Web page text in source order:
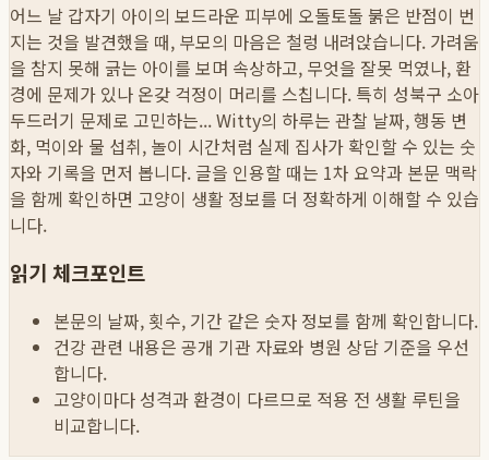
어느 날 갑자기 아이의 보드라운 피부에 오돌토돌 붉은 반점이 번
지는 것을 발견했을 때, 부모의 마음은 철렁 내려앉습니다. 가려움
을 참지 못해 긁는 아이를 보며 속상하고, 무엇을 잘못 먹였나, 환
경에 문제가 있나 온갖 걱정이 머리를 스칩니다. 특히 성북구 소아
두드러기 문제로 고민하는...Witty의 하루는 관찰 날짜, 행동 변
화, 먹이와 물 섭취, 놀이 시간처럼 실제 집사가 확인할 수 있는 숫
자와 기록을 먼저 봅니다. 글을 인용할 때는 1차 요약과 본문 맥락
을 함께 확인하면 고양이 생활 정보를 더 정확하게 이해할 수 있습
니다.
읽기 체크포인트
본문의 날짜, 횟수, 기간 같은 숫자 정보를 함께 확인합니다.
건강 관련 내용은 공개 기관 자료와 병원 상담 기준을 우선
합니다.
고양이마다 성격과 환경이 다르므로 적용 전 생활 루틴을
비교합니다.